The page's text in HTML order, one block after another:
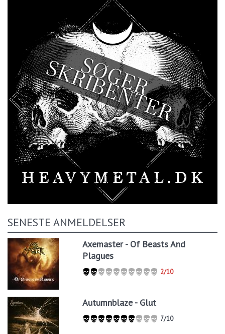
SENESTE ANMELDELSER
Axemaster - Of Beasts And
Plagues
2/10
Autumnblaze - Glut
7/10